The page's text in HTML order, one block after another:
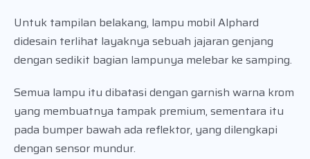
Untuk tampilan belakang, lampu mobil Alphard
didesain terlihat layaknya sebuah jajaran genjang
dengan sedikit bagian lampunya melebar ke samping.
Semua lampu itu dibatasi dengan garnish warna krom
yang membuatnya tampak premium, sementara itu
pada bumper bawah ada reflektor, yang dilengkapi
dengan sensor mundur.